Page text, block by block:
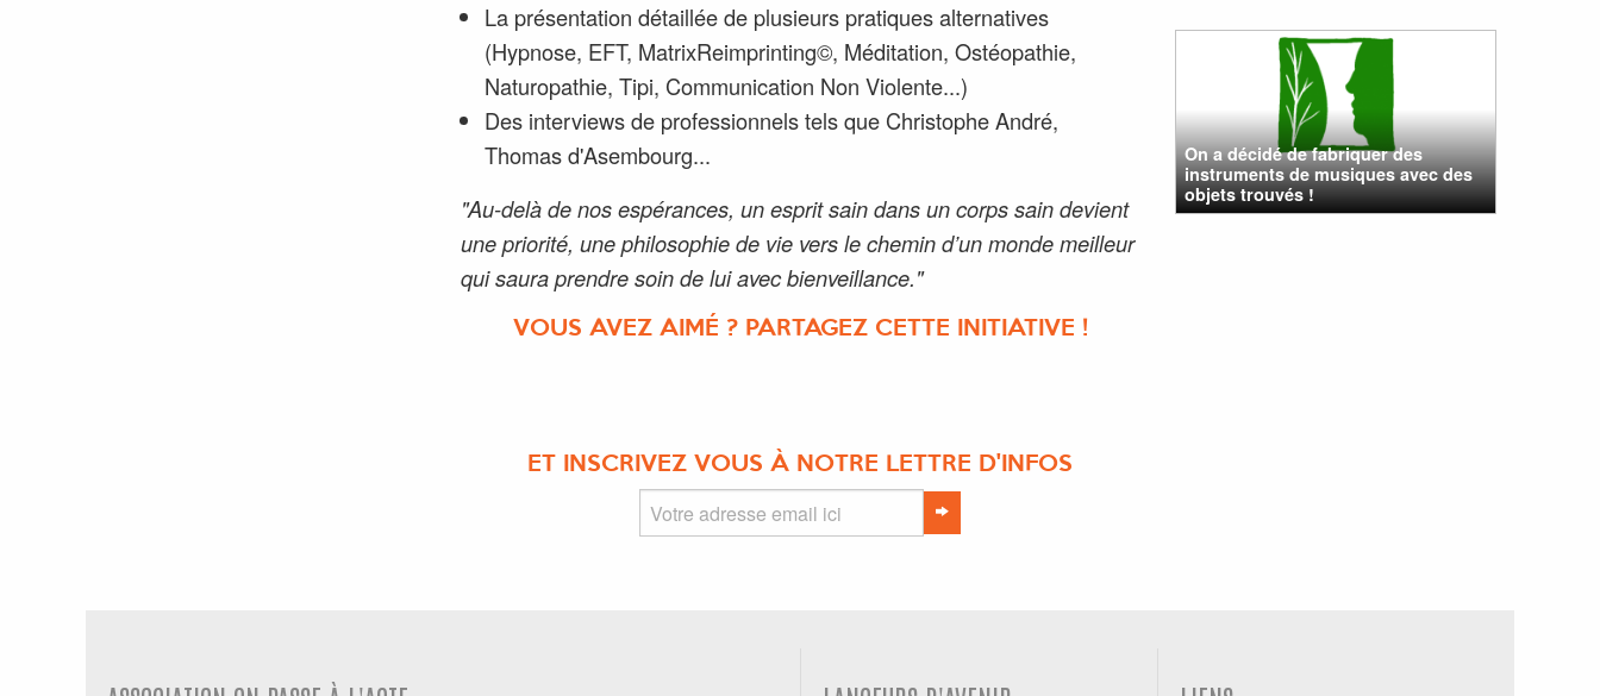
La présentation détaillée de plusieurs pratiques alternatives
(Hypnose, EFT, MatrixReimprinting©, Méditation, Ostéopathie,
Naturopathie, Tipi, Communication Non Violente...)
Des interviews de professionnels tels que Christophe André,
Thomas d'Asembourg...
"Au-delà de nos espérances, un esprit sain dans un corps sain devient
une priorité, une philosophie de vie vers le chemin d’un monde meilleur
qui saura prendre soin de lui avec bienveillance."
VOUS AVEZ AIMÉ ? PARTAGEZ CETTE INITIATIVE !
ET INSCRIVEZ VOUS À NOTRE LETTRE D'INFOS
On a décidé de fabriquer des
instruments de musiques avec des
objets trouvés !